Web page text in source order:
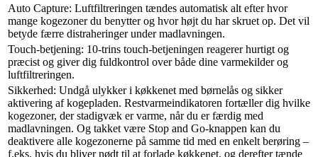
Auto Capture: Luftfiltreringen tændes automatisk alt efter hvor
mange kogezoner du benytter og hvor højt du har skruet op. Det vil
betyde færre distraheringer under madlavningen.
Touch-betjening: 10-trins touch-betjeningen reagerer hurtigt og
præcist og giver dig fuldkontrol over både dine varmekilder og
luftfiltreringen.
Sikkerhed: Undgå ulykker i køkkenet med børnelås og sikker
aktivering af kogepladen. Restvarmeindikatoren fortæller dig hvilke
kogezoner, der stadigvæk er varme, når du er færdig med
madlavningen. Og takket være Stop and Go-knappen kan du
deaktivere alle kogezonerne på samme tid med en enkelt berøring –
f.eks. hvis du bliver nødt til at forlade køkkenet, og derefter tænde